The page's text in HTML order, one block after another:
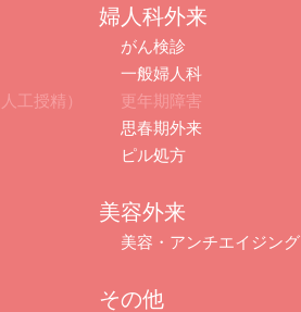
工授精）
婦人科外来
がん検診
一般婦人科
更年期障害
思春期外来
ピル処方
美容外来
美容・アンチエイジング
その他